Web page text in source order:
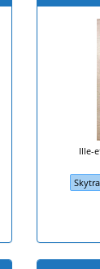
Ille-